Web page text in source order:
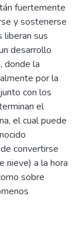
fuertemente
y sostenerse
liberan sus
desarrollo
donde la
por la
con los
el
el cual puede
convertirse
nieve) a la hora
sobre